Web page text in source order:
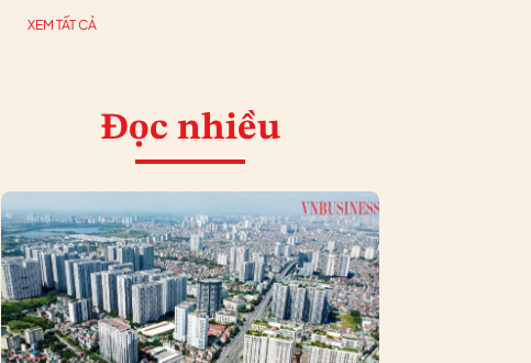
XEM TẤT CẢ
Đọc nhiều